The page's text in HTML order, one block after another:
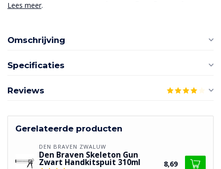
Lees meer.
Omschrijving
Specificaties
Reviews
Gerelateerde producten
DEN BRAVEN ZWALUW
Den Braven Skeleton Gun
Zwart Handkitspuit 310ml 8,69